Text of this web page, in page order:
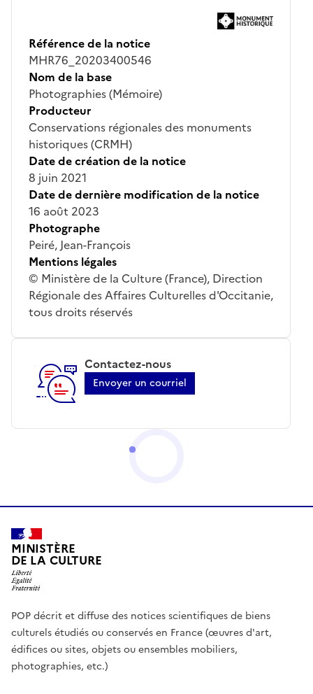
Référence de la notice
MHR76_20203400546
Nom de la base
Photographies (Mémoire)
Producteur
Conservations régionales des monuments
historiques (CRMH)
Date de création de la notice
8 juin 2021
Date de dernière modification de la notice
16 août 2023
Photographe
Peiré, Jean-François
Mentions légales
© Ministère de la Culture (France), Direction
Régionale des Affaires Culturelles d'Occitanie,
tous droits réservés
Contactez-nous
Envoyer un courriel
MINISTÈRE
DE LA CULTURE
POP décrit et diffuse des notices scientifiques de biens
culturels étudiés ou conservés en France (œuvres d'art,
édifices ou sites, objets ou ensembles mobiliers,
photographies, etc.)